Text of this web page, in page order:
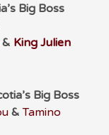
Big Boss
& King Julien
Big Boss
&Tamino